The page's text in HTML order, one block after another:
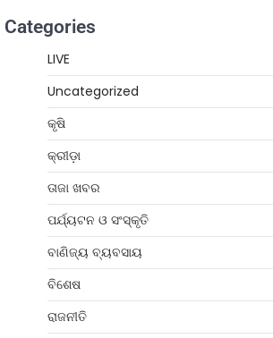
Categories
LIVE
Uncategorized
କୃଷି
କ୍ରୀଡ଼ା
ତାଜା ଖବର
ପର୍ଯ୍ୟଟନ ଓ ସଂସ୍କୃତି
ବାଣିଜ୍ୟ ବ୍ୟବସାୟ
ବିଶେଷ
ରାଜନୀତି